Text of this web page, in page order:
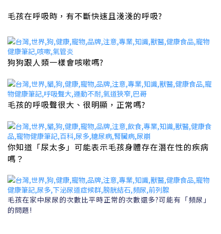
毛孩在呼吸時，有不斷快速且淺淺的呼吸?
狗狗跟人類一樣會咳嗽嗎?
毛孩的呼吸聲很大、很明顯，正常嗎?
你知道「尿太多」可能表示毛孩身體存在潛在性的疾病
嗎？
毛孩在家中尿尿的次數比平時正常的次數還多?可能有「頻尿」
的問題!